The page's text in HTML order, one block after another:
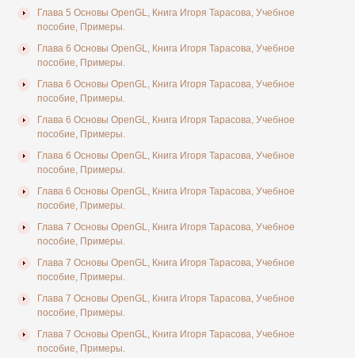
Глава 5 Основы OpenGL, Книга Игоря Тарасова, Учебное
пособие, Примеры.
Глава 6 Основы OpenGL, Книга Игоря Тарасова, Учебное
пособие, Примеры.
Глава 6 Основы OpenGL, Книга Игоря Тарасова, Учебное
пособие, Примеры.
Глава 6 Основы OpenGL, Книга Игоря Тарасова, Учебное
пособие, Примеры.
Глава 6 Основы OpenGL, Книга Игоря Тарасова, Учебное
пособие, Примеры.
Глава 6 Основы OpenGL, Книга Игоря Тарасова, Учебное
пособие, Примеры.
Глава 7 Основы OpenGL, Книга Игоря Тарасова, Учебное
пособие, Примеры.
Глава 7 Основы OpenGL, Книга Игоря Тарасова, Учебное
пособие, Примеры.
Глава 7 Основы OpenGL, Книга Игоря Тарасова, Учебное
пособие, Примеры.
Глава 7 Основы OpenGL, Книга Игоря Тарасова, Учебное
пособие, Примеры.